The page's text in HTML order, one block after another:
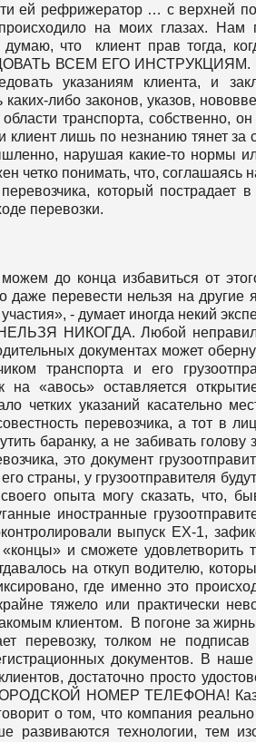
ей рефрижератор … с верхней
на моих глазах. Нам
что клиент прав тогда,
ВСЕМ ЕГО ИНСТРУКЦИЯМ.
указаниям клиента, и
либо законов, указов,
транспорта, собственно,
клиент лишь по незнанию тянет за
нарушая какие-то нормы
четко понимать, что, соглашаясь
который пострадает
перевозки.
до конца избавиться от
перевести нельзя на другие
- думает иногда некий
НИКОГДА. Любой
документах может
транспорта и его
на «авось» оставляется
четких указаний касательно
перевозчика, а тот в
баранку, а не забивать голову
это документ
страны, у грузоотправителя
опыта могу сказать, что,
иностранные
выпуск ЕХ-1,
и сможете удовлетворить
на откуп водителю,
где именно это
тяжело или практически
клиентом. В погоне за
перевозку, толком не
документов. В
достаточно просто
НОМЕР ТЕЛЕФОНА!
о том, что компания
технологии, тем